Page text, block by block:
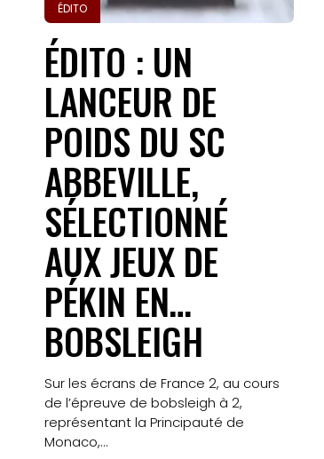
ÉDITO
ÉDITO : UN
LANCEUR DE
POIDS DU SC
ABBEVILLE,
SÉLECTIONNÉ
AUX JEUX DE
PÉKIN EN…
BOBSLEIGH
Sur les écrans de France 2, au cours
de l’épreuve de bobsleigh à 2,
représentant la Principauté de
Monaco,...